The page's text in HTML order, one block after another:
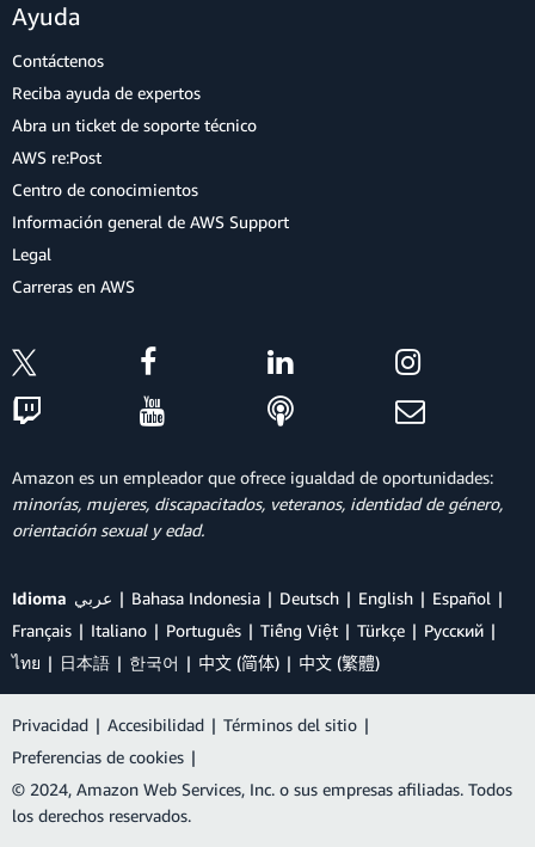
Ayuda
Contáctenos
Reciba ayuda de expertos
Abra un ticket de soporte técnico
AWS re:Post
Centro de conocimientos
Información general de AWS Support
Legal
Carreras en AWS
Amazon es un empleador que ofrece igualdad de oportunidades:
minorías, mujeres, discapacitados, veteranos, identidad de género,
orientación sexual y edad.
Idioma عربي Bahasa Indonesia Deutsch English
Español
Français
Italiano Português Tiếng Việt Türkçe
Ρусский
ไทย
日本語 한국어 中文 (简体) 中文 (繁體)
Privacidad | Accesibilidad | Términos del sitio |
Preferencias de cookies |
© 2024, Amazon Web Services, Inc. o sus empresas afiliadas. Todos
los derechos reservados.